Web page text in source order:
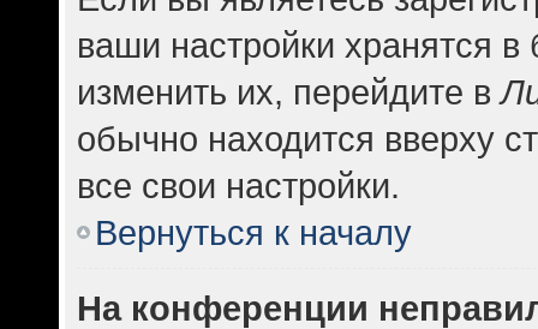
ваши настройки хранятся
изменить их, перейдите в
обычно находится вверху
все свои настройки.
Вернуться к началу
На конференции